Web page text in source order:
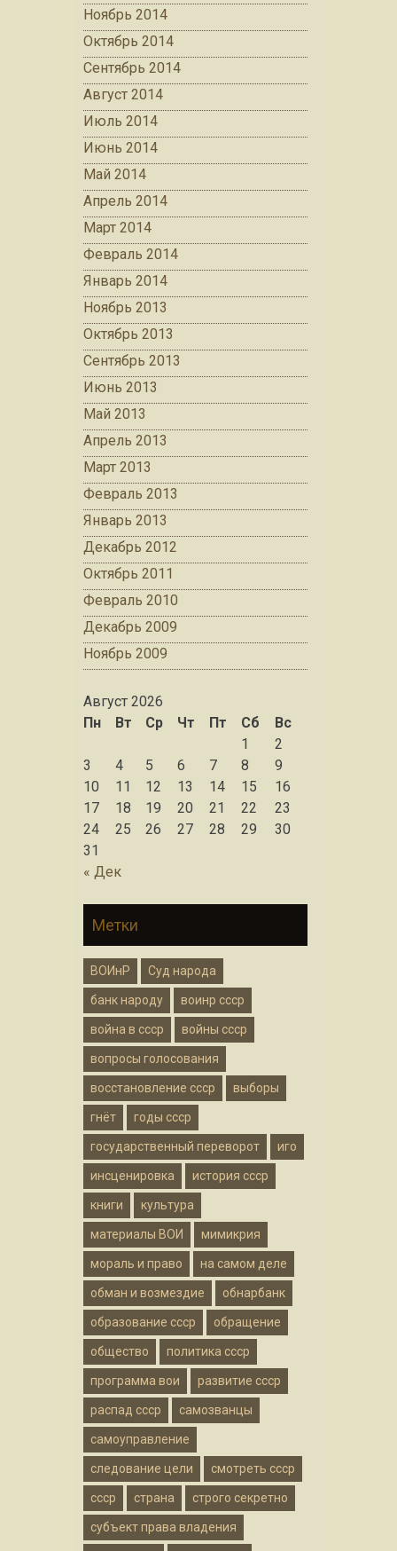
Ноябрь 2014
Октябрь 2014
Сентябрь 2014
Август 2014
Июль 2014
Июнь 2014
Май 2014
Апрель 2014
Март 2014
Февраль 2014
Январь 2014
Ноябрь 2013
Октябрь 2013
Сентябрь 2013
Июнь 2013
Май 2013
Апрель 2013
Март 2013
Февраль 2013
Январь 2013
Декабрь 2012
Октябрь 2011
Февраль 2010
Декабрь 2009
Ноябрь 2009
Август 2026
Пн
Вт Ср Чт Пт Сб Вс
« Дек
1
2
3
4 5 6 7 8
9
10
11 12 13 14 15
16
17
18 19 20 21 22
23
24
25 26 27 28 29
30
31
Метки
ВОИнР Суд народа
банк народу воинр ссср
война в ссср войны ссср
вопросы голосования
восстановление ссср выборы
гнёт годы ссср
государственный переворот иго
инсценировка история ссср
книги культура
материалы ВОИ мимикрия
мораль и право на самом деле
обман и возмездие обнарбанк
образование ссср обращение
общество политика ссср
программа вои развитие ссср
распад ссср самозванцы
самоуправление
следование цели смотреть ссср
ссср страна строго секретно
субъект права владения